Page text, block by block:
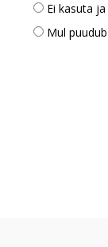
Ei kasuta
Mul